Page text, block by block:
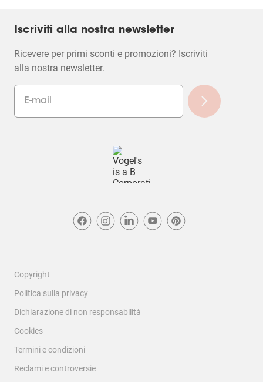
Iscriviti alla nostra newsletter
Ricevere per primi sconti e promozioni? Iscriviti
alla nostra newsletter.
Copyright
Politica sulla privacy
Dichiarazione di non responsabilità
Cookies
Termini e condizioni
Reclami e controversie